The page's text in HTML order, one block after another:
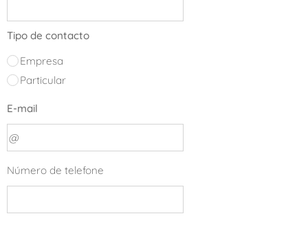
Tipo de contacto
Empresa
Particular
E-mail
Número de telefone